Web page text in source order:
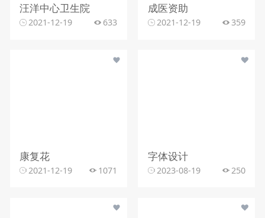
汪洋中心卫生院
2021-12-19 633
成医资助
2021-12-19 359
康复花
2021-12-19 1071
字体设计
2023-08-19 250